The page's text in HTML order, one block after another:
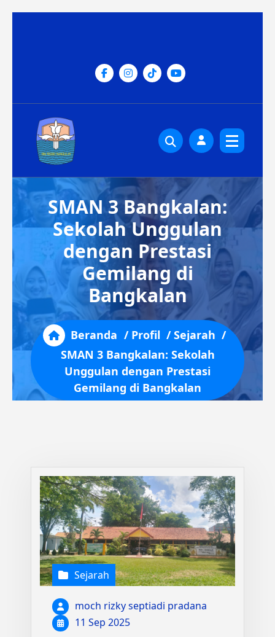
SMAN 3 Bangkalan:
Sekolah Unggulan
dengan Prestasi
Gemilang di
Bangkalan
Beranda / Profil/Sejarah /
SMAN 3 Bangkalan: Sekolah
Unggulan dengan Prestasi
Gemilang di Bangkalan
Sejarah
moch rizky septiadi pradana
11 Sep 2025